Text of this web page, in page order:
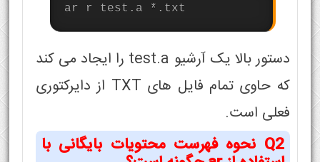
ar r test.a *.txt
دستور بالا یک آرشیو test.a را ایجاد می کند
که حاوی تمام فایل های TXT از دایرکتوری
فعلی است.
Q2 نحوه فهرست محتویات بایگانی با